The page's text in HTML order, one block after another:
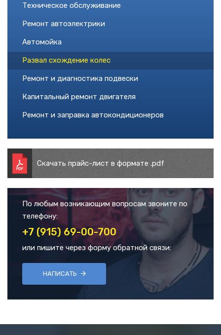
Техническое обслуживание
Ремонт автоэлектрики
Автомойка
Развал схождение колес
Ремонт и диагностика подвески
Капитальный ремонт двигателя
Ремонт и заправка автокондиционеров
Скачать прайс-лист в формате .pdf
По любым возникающим вопросам звоните по
телефону:
+7 (915) 69-00-700
или пишите через форму обратной связи:
НАПИСАТЬ